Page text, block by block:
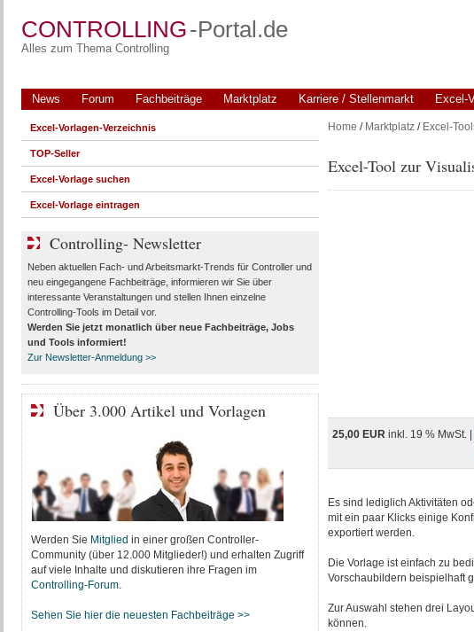
CONTROLLING-Portal.de
Alles zum Thema Controlling
News Forum Fachbeiträge Marktplatz Karriere / Stellenmarkt Excel-
Home / Marktplatz/ Excel-
Excel-Tool zur
25,00 EUR inkl. 19 % MwSt. |
Es sind lediglich Aktivitäten
mit ein paar Klicks einige
exportiert werden.
Die Vorlage ist einfach zu
Vorschaubildern beispielhaft
Zur Auswahl stehen drei
können.
Excel-Vorlagen-Verzeichnis
TOP-Seller
Excel-Vorlage suchen
Excel-Vorlage eintragen
Controlling- Newsletter
Neben aktuellen Fach- und Arbeitsmarkt-Trends für Controller und
neu eingegangene Fachbeiträge, informieren wir Sie über
interessante Veranstaltungen und stellen Ihnen einzelne
Controlling-Tools im Detail vor.
Werden Sie jetzt monatlich über neue Fachbeiträge, Jobs
und Toolsinformiert!
Zur Newsletter-Anmeldung >>
Über 3.000 Artikel und Vorlagen
Werden Sie Mitglied in einer großen Controller-
Community (über 12.000 Mitglieder!) und erhalten Zugriff
auf viele Inhalte und diskutieren ihre Fragen im
Controlling-Forum.
Sehen Sie hier die neuesten Fachbeiträge >>